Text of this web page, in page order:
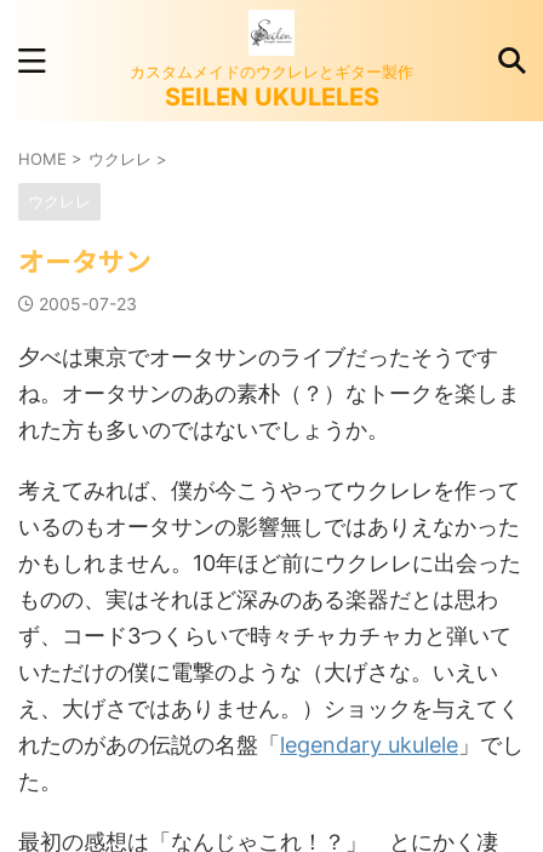
カスタムメイドのウクレレとギター製作
SEILEN UKULELES
HOME > ウクレレ >
ウクレレ
オータサン
2005-07-23
夕べは東京でオータサンのライブだったそうです
ね。オータサンのあの素朴（？）なトークを楽しま
れた方も多いのではないでしょうか。
考えてみれば、僕が今こうやってウクレレを作って
いるのもオータサンの影響無しではありえなかった
かもしれません。10年ほど前にウクレレに出会った
ものの、実はそれほど深みのある楽器だとは思わ
ず、コード3つくらいで時々チャカチャカと弾いて
いただけの僕に電撃のような（大げさな。いえい
え、大げさではありません。）ショックを与えてく
れたのがあの伝説の名盤「 legendary ukulele 」でし
た。
最初の感想は「なんじゃこれ！？」 とにかく凄